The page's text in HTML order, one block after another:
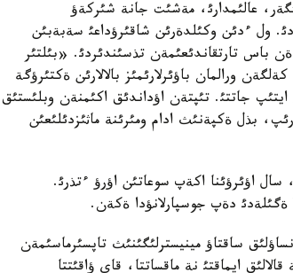
عالئمدارئ، مةشئت جانة شئركةؤ
ول ءدئن وكئلدةرئن شاقئرؤداعئ سةبةبئن
باس تارتقاندئعئمةن تذسئندئردئ. «بئلتئر
ورالمان باؤئرلارئمئز بالالارئن ةكتئرؤگة
جاتتئ. تئپتةن اؤداندئق اكئمنةن وبلئستئق
بذل ةكپةنئث ادام ومئرئنة ماثئزدئلئعئن
سال اؤئرؤئنا اكةپ سوعاتئن اؤرؤ ءتذرئ.
ساقتاؤ مينيسترلئگئنئث تاپسئرماسئمةن
ايماقتئ نة ماقساتتا، قاي ؤاقئتتا